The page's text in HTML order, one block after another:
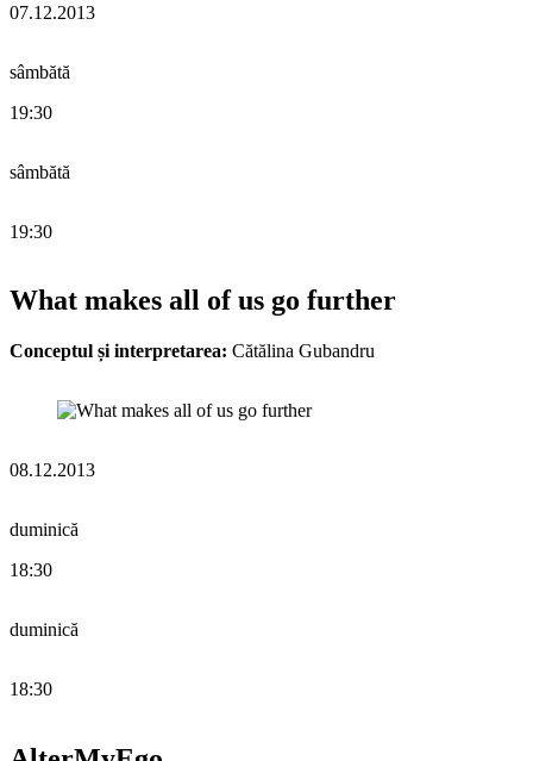
07.12.2013
sâmbătă
19:30
sâmbătă
19:30
What makes all of us go further
Conceptul și interpretarea: Cătălina Gubandru
08.12.2013
duminică
18:30
duminică
18:30